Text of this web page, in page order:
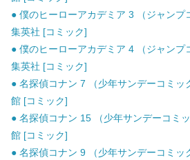
● 僕のヒーローアカデミア 3 （ジャンプ
集英社 [コミック]
● 僕のヒーローアカデミア 4 （ジャンプ
集英社 [コミック]
● 名探偵コナン 7 （少年サンデーコミッ
館 [コミック]
● 名探偵コナン 15 （少年サンデーコミ
館 [コミック]
● 名探偵コナン 9 （少年サンデーコミッ